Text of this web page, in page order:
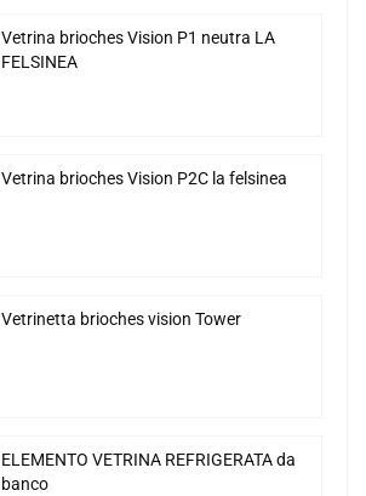
Vetrina brioches Vision P1 neutra LA
FELSINEA
Vetrina brioches Vision P2C la felsinea
Vetrinetta brioches vision Tower
ELEMENTO VETRINA REFRIGERATA da
banco